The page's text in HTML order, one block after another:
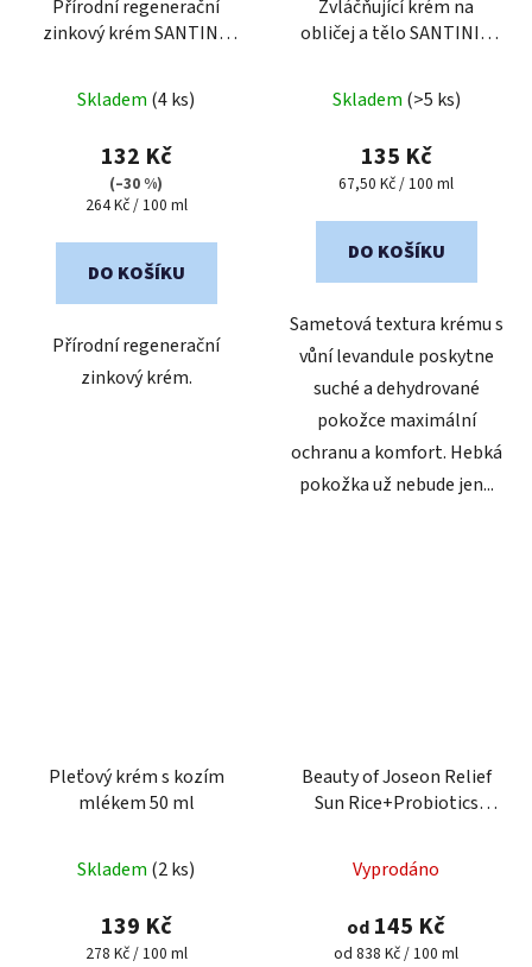
Přírodní regenerační
zinkový krém SANTINI,
hodnocení
produktu
je
5,0
z
5
hvězdiček.
Skladem (4 ks)
132 Kč
(–30 %)
Měrná
264 Kč / 100 ml
DO KOŠÍKU
Přírodní regenerační
zinkový krém.
Zvláčňující krém na
obličej a tělo SANTINI s
hodnocení
produktu
je
z
Skladem (>5 ks)
135 Kč
Měrná
67,50 Kč / 100 ml
DO KOŠÍKU
Sametová textura krému s
vůní levandule poskytne
suché a dehydrované
pokožce maximální
ochranu a komfort. Hebká
pokožka už nebude jen...
Pleťový krém s kozím
mlékem 50 ml
Skladem (2 ks)
139 Kč
Měrná
278 Kč / 100 ml
Beauty of Joseon Relief
Sun Rice+Probiotics
krém s probiotiky
Vyprodáno
od 145 Kč
Měrná
od 838 Kč / 100 ml